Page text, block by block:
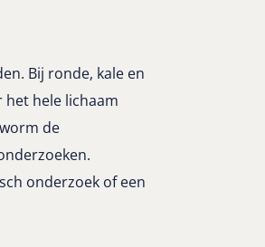
Bij ronde, kale en
het hele lichaam
de
onderzoek of een